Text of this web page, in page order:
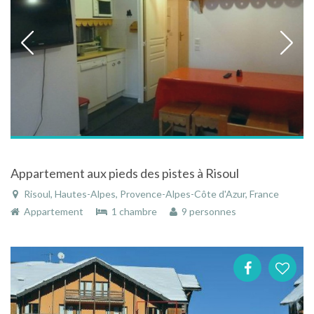
Appartement aux pieds des pistes à Risoul
Risoul, Hautes-Alpes, Provence-Alpes-Côte d'Azur, France
Appartement
1 chambre 9 personnes